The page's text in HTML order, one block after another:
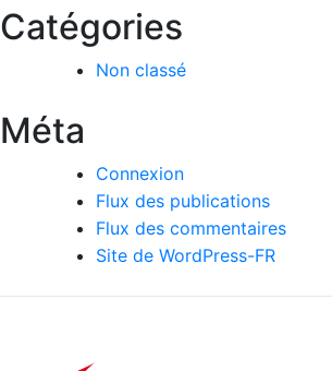
Catégories
Non classé
Méta
Connexion
Flux des publications
Flux des commentaires
Site de WordPress-FR